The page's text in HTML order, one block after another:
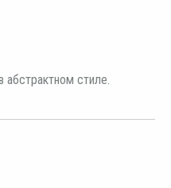
абстрактном стиле.